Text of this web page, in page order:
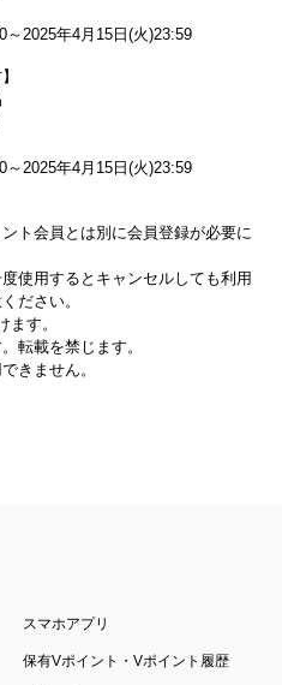
2025年4月15日(火)23:59
2025年4月15日(火)23:59
ト会員とは別に会員登録が必要に
使用するとキャンセルしても利用
ださい。
ます。
転載を禁じます。
きません。
スマホアプリ
保有Vポイント・Vポイント履歴